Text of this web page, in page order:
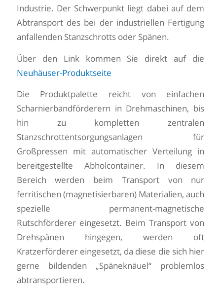
Industrie. Der Schwerpunkt liegt dabei auf dem
Abtransport des bei der industriellen Fertigung
anfallenden Stanzschrotts oder Spänen.
Über den Link kommen Sie direkt auf die
Neuhäuser-Produktseite
Die Produktpalette reicht von einfachen
Scharnierbandförderern in Drehmaschinen, bis
hin zu kompletten zentralen
Stanzschrottentsorgungsanlagen für
Großpressen mit automatischer Verteilung in
bereitgestellte Abholcontainer. In diesem
Bereich werden beim Transport von nur
ferritischen (magnetisierbaren) Materialien, auch
spezielle permanent-magnetische
Rutschförderer eingesetzt. Beim Transport von
Drehspänen hingegen, werden oft
Kratzerförderer eingesetzt, da diese die sich hier
gerne bildenden „Späneknäuel“ problemlos
abtransportieren.